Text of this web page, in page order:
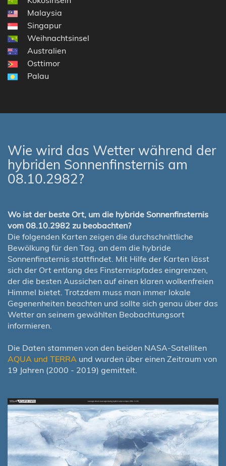
Malaysia
Singapur
Weihnachtsinsel
Australien
Osttimor
Palau
Wie wird das Wetter während der
hybriden Sonnenfinsternis am
08.10.2982?
Wo ist der beste Ort, um die hybride Sonnenfinsternis
vom 08.10.2982 zu beobachten?
Die folgenden Karten zeigen die durchschnittliche
Bewölkung für den Tag, an dem die hybride
Sonnenfinsternis stattfindet. Mit Hilfe der Karten lässt
sich der Ort entlang des Finsternispfades eingrenzen,
der die besten Aussichen auf einen klaren wolkenfreien
Himmel bietet. Trotzdem muss man immer lokale
Gegenenheiten beachten und sollte sich genau über das
Wetter an seinem gewählten Beobachtungsort
informieren.
Die Daten stammen von den beiden NASA-Satelliten
AQUA und TERRA und wurden über einen Zeitraum von
19 Jahren (2000 - 2019) gemittelt.